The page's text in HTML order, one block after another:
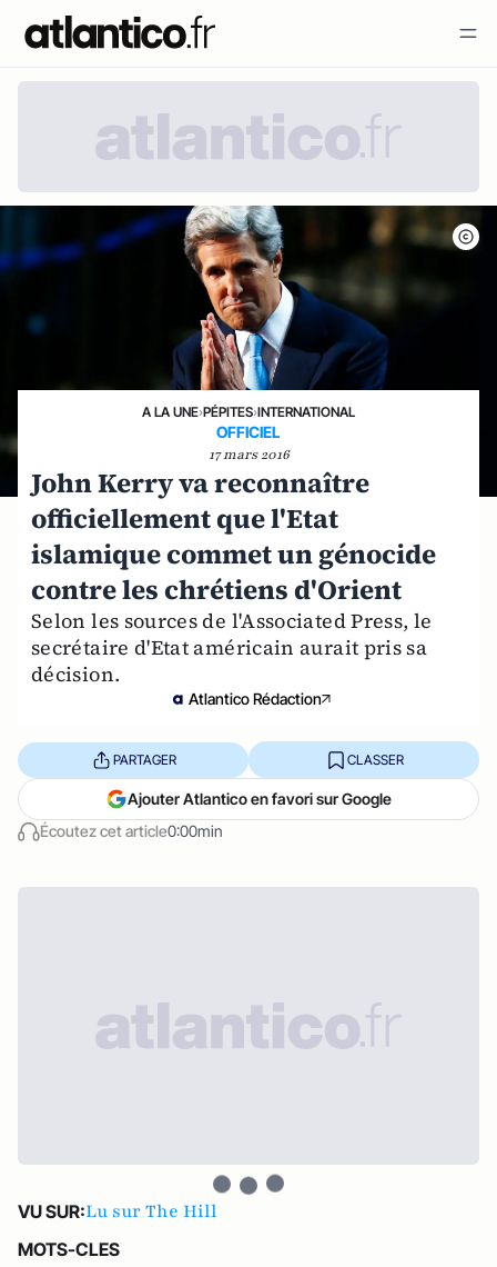
A LA UNE›PÉPITES›INTERNATIONAL
OFFICIEL
17 mars 2016
John Kerry va reconnaître
officiellement que l'Etat
islamique commet un génocide
contre les chrétiens d'Orient
Selon les sources de l'Associated Press, le
secrétaire d'Etat américain aurait pris sa
décision.
Atlantico Rédaction
Écoutez cet article0:00min
PARTAGER CLASSER
Ajouter Atlantico en favori sur Google
VU SUR:Lu sur The Hill
MOTS-CLES